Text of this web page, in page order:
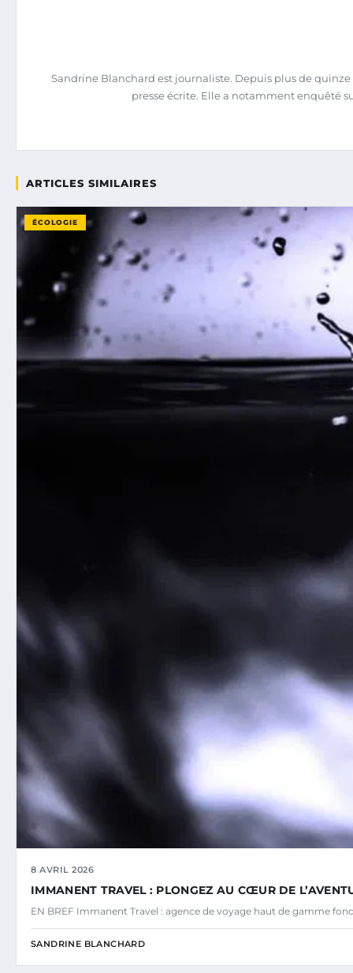
Sandrine Blanchard est journaliste. Depuis plus de
presse écrite. Elle a notamment enquêté
ARTICLES SIMILAIRES
ÉCOLOGIE
8 AVRIL 2026
IMMANENT TRAVEL : PLONGEZ AU CŒUR DE
EN BREF Immanent Travel : agence de voyage haut de gamme
SANDRINE BLANCHARD